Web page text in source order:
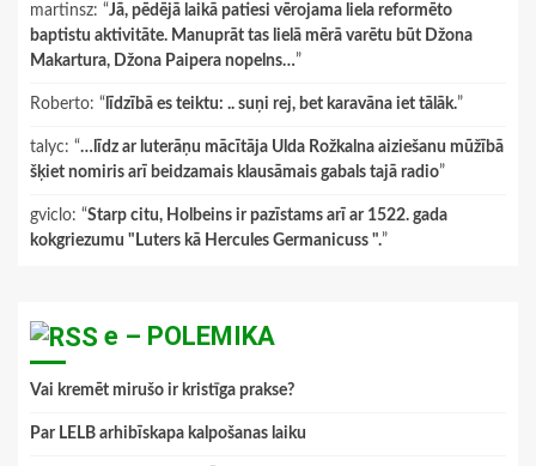
martinsz: “Jā, pēdējā laikā patiesi vērojama liela reformēto
baptistu aktivitāte. Manuprāt tas lielā mērā varētu būt Džona
Makartura, Džona Paipera nopelns…”
Roberto: “ līdzībā es teiktu: .. suņi rej, bet karavāna iet tālāk.”
talyc: “…līdz ar luterāņu mācītāja Ulda Rožkalna aiziešanu mūžībā
šķiet nomiris arī beidzamais klausāmais gabals tajā radio”
gviclo: “Starp citu, Holbeins ir pazīstams arī ar 1522. gada
kokgriezumu "Luters kā Hercules Germanicuss ".”
e – POLEMIKA
Vai kremēt mirušo ir kristīga prakse?
Par LELB arhibīskapa kalpošanas laiku